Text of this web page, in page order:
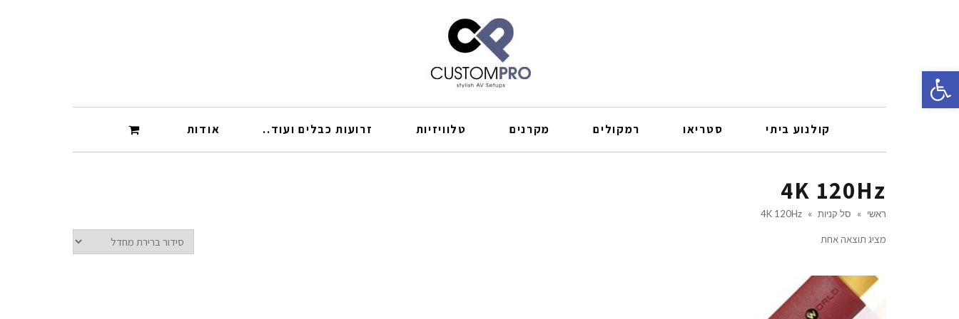
קולנוע ביתי סטריאו רמקולים מקרנים טלוויזיות זרועות כבלים ועוד.. אודות
4K 120Hz
ראשי » סל קניות »
4K 120Hz
מציג תוצאה אחת
פתח סרגל נגישות